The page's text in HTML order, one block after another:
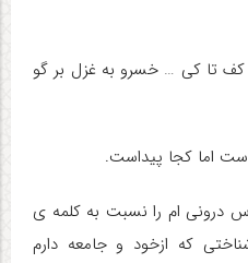
تا کی … خسرو به غزل بر گو
اما کجا پیداست.
درونی ام را نسبت به کلمه ی
که ازخود و جامعه دارم